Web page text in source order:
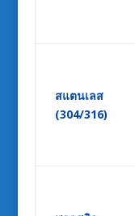
สแตนเลส
(304/316)